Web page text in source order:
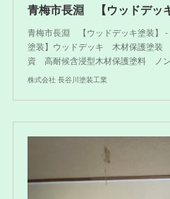
青梅市長淵 【ウッドデッ
青梅市長淵 【ウッドデッキ塗装】
塗装】ウッドデッキ 木材保護塗
資 高耐候含浸型木材保護塗料 ノ
株式会社 長谷川塗装工業